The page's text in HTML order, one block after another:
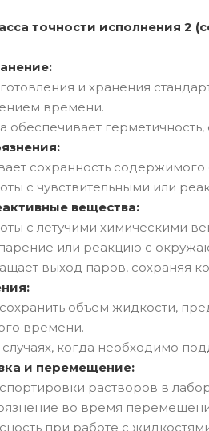
точности исполнения 2
и хранения
времени.
обеспечивает герметичность,
сохранность
с чувствительными или
вещества:
с летучими химическими
или реакцию с
выход паров, сохраняя
объем жидкости,
времени.
когда необходимо
и перемещение:
растворов в
во время
при работе с